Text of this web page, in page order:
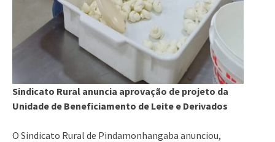
Sindicato Rural anuncia aprovação de projeto da
Unidade de Beneficiamento de Leite e Derivados
O Sindicato Rural de Pindamonhangaba anunciou,